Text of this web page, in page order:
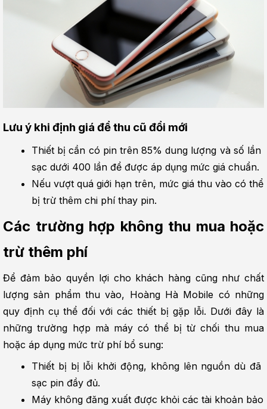
Lưu ý khi định giá để thu cũ đổi mới
Thiết bị cần có pin trên 85% dung lượng và số lần
sạc dưới 400 lần để được áp dụng mức giá chuẩn.
Nếu vượt quá giới hạn trên, mức giá thu vào có thể
bị trừ thêm chi phí thay pin.
Các trường hợp không thu mua hoặc
trừ thêm phí
Để đảm bảo quyền lợi cho khách hàng cũng như chất
lượng sản phẩm thu vào, Hoàng Hà Mobile có những
quy định cụ thể đối với các thiết bị gặp lỗi. Dưới đây là
những trường hợp mà máy có thể bị từ chối thu mua
hoặc áp dụng mức trừ phí bổ sung:
Thiết bị bị lỗi khởi động, không lên nguồn dù đã
sạc pin đầy đủ.
Máy không đăng xuất được khỏi các tài khoản bảo